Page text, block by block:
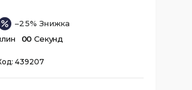
–25%
00 Секунд
439207